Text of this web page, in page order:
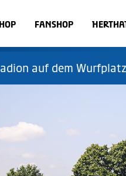
FANSHOP
auf dem